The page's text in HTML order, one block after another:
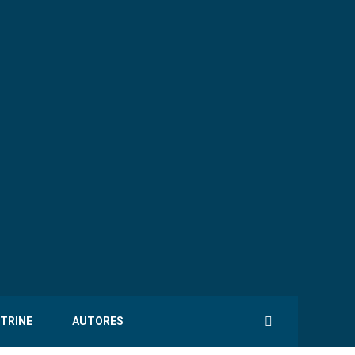
AUTORES